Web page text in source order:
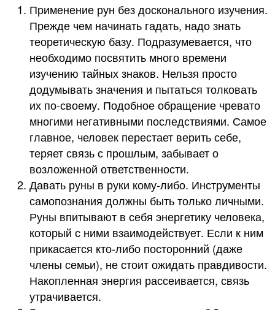
Применение рун без досконального изучения.
Прежде чем начинать гадать, надо знать
теоретическую базу. Подразумевается, что
необходимо посвятить много времени
изучению тайных знаков. Нельзя просто
додумывать значения и пытаться толковать
их по-своему. Подобное обращение чревато
многими негативными последствиями. Самое
главное, человек перестает верить себе,
теряет связь с прошлым, забывает о
возложенной ответственности.
Давать руны в руки кому-либо. Инструменты
самопознания должны быть только личными.
Руны впитывают в себя энергетику человека,
который с ними взаимодействует. Если к ним
прикасается кто-либо посторонний (даже
члены семьи), не стоит ожидать правдивости.
Накопленная энергия рассеивается, связь
утрачивается.